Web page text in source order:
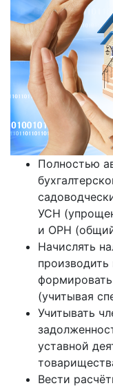
Полностью
УСН
и ОРН
Начислять
(учитывая
Учитывать
уставной
Вести